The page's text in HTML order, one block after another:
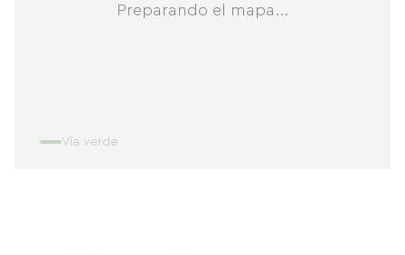
Preparando el mapa...
Vía verde